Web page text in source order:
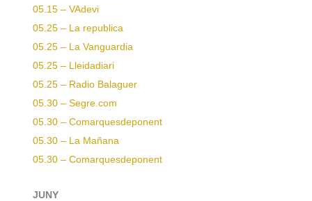
05.15 – VAdevi
05.25 – La republica
05.25 – La Vanguardia
05.25 – Lleidadiari
05.25 – Radio Balaguer
05.30 – Segre.com
05.30 – Comarquesdeponent
05.30 – La Mañana
05.30 – Comarquesdeponent
JUNY